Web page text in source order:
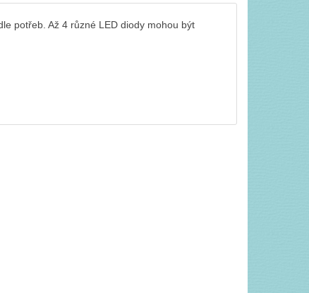
potřeb. Až 4 různé LED diody mohou být